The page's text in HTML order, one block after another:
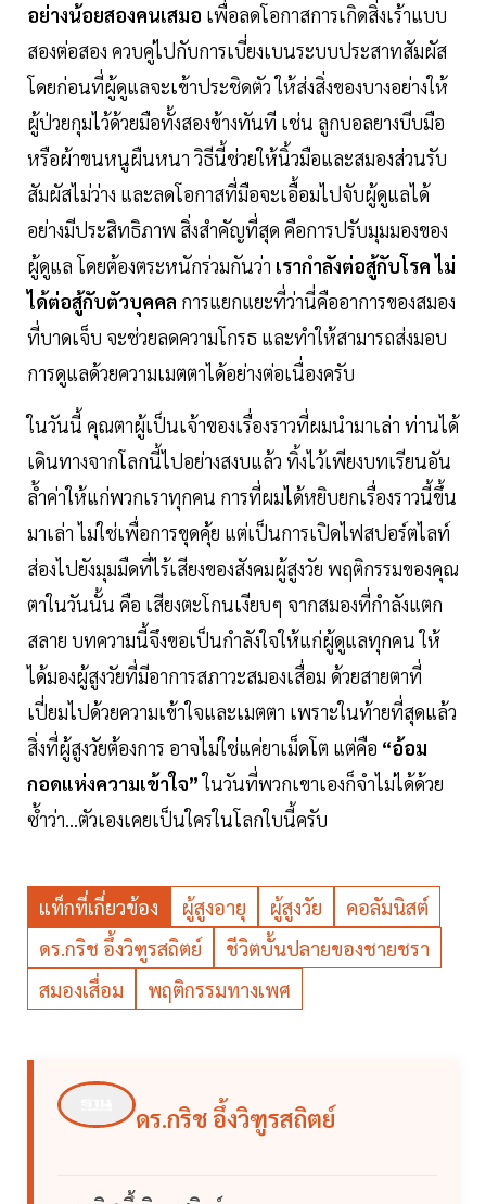
อย่างน้อยสองคนเสมอ เพื่อลดโอกาสการเกิดสิ่งเร้าแบบ
สองต่อสอง ควบคู่ไปกับการเบี่ยงเบนระบบประสาทสัมผัส
โดยก่อนที่ผู้ดูแลจะเข้าประชิดตัว ให้ส่งสิ่งของบางอย่างให้
ผู้ป่วยกุมไว้ด้วยมือทั้งสองข้างทันที เช่น ลูกบอลยางบีบมือ
หรือผ้าขนหนูผืนหนา วิธีนี้ช่วยให้นิ้วมือและสมองส่วนรับ
สัมผัสไม่ว่าง และลดโอกาสที่มือจะเอื้อมไปจับผู้ดูแลได้
อย่างมีประสิทธิภาพ สิ่งสำคัญที่สุด คือการปรับมุมมองของ
ผู้ดูแล โดยต้องตระหนักร่วมกันว่า เรากำลังต่อสู้กับโรค ไม่
ได้ต่อสู้กับตัวบุคคล การแยกแยะที่ว่านี่คืออาการของสมอง
ที่บาดเจ็บ จะช่วยลดความโกรธ และทำให้สามารถส่งมอบ
การดูแลด้วยความเมตตาได้อย่างต่อเนื่องครับ
ในวันนี้ คุณตาผู้เป็นเจ้าของเรื่องราวที่ผมนำมาเล่า ท่านได้
เดินทางจากโลกนี้ไปอย่างสงบแล้ว ทิ้งไว้เพียงบทเรียนอัน
ล้ำค่าให้แก่พวกเราทุกคน การที่ผมได้หยิบยกเรื่องราวนี้ขึ้น
มาเล่า ไม่ใช่เพื่อการขุดคุ้ย แต่เป็นการเปิดไฟสปอร์ตไลท์
ส่องไปยังมุมมืดที่ไร้เสียงของสังคมผู้สูงวัย พฤติกรรมของคุณ
ตาในวันนั้น คือ เสียงตะโกนเงียบๆ จากสมองที่กำลังแตก
สลาย บทความนี้จึงขอเป็นกำลังใจให้แก่ผู้ดูแลทุกคน ให้
ได้มองผู้สูงวัยที่มีอาการสภาวะสมองเสื่อม ด้วยสายตาที่
เปี่ยมไปด้วยความเข้าใจและเมตตา เพราะในท้ายที่สุดแล้ว
สิ่งที่ผู้สูงวัยต้องการ อาจไม่ใช่แค่ยาเม็ดโต แต่คือ “อ้อม
กอดแห่งความเข้าใจ”ในวันที่พวกเขาเองก็จำไม่ได้ด้วย
ซ้ำว่า...ตัวเองเคยเป็นใครในโลกใบนี้ครับ
แท็กที่เกี่ยวข้อง ผู้สูงอายุ ผู้สูงวัย
คอลัมนิสต์
ดร.กริช อึ้งวิฑูรสถิตย์
ชีวิตบั้นปลายของชายชรา
สมองเสื่อม
พฤติกรรมทางเพศ
ดร.กริช อึ้งวิฑูรสถิตย์